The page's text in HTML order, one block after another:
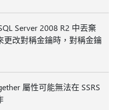
Server 2008 R2 中丟棄
更改對稱金鑰時，對稱金鑰
屬性可能無法在 SSRS